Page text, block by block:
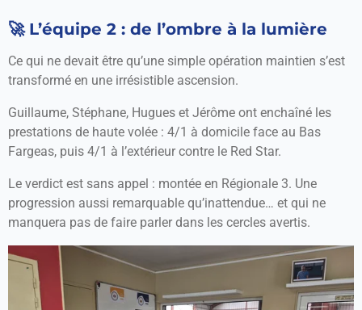
🚀 L’équipe 2 : de l’ombre à la lumière
Ce qui ne devait être qu’une simple opération maintien s’est
transformé en une irrésistible ascension.
Guillaume, Stéphane, Hugues et Jérôme ont enchaîné les
prestations de haute volée : 4/1 à domicile face au Bas
Fargeas, puis 4/1 à l’extérieur contre le Red Star.
Le verdict est sans appel : montée en Régionale 3. Une
progression aussi remarquable qu’inattendue… et qui ne
manquera pas de faire parler dans les cercles avertis.